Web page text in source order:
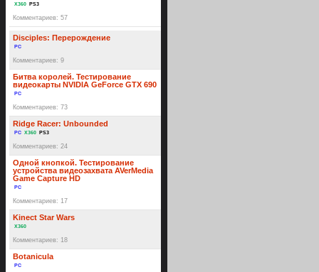
X360 PS3
Комментариев: 57
Disciples: Перерождение
PC
Комментариев: 9
Битва королей. Тестирование
видеокарты NVIDIA GeForce GTX 690
PC
Комментариев: 73
Ridge Racer: Unbounded
PC X360 PS3
Комментариев: 24
Одной кнопкой. Тестирование
устройства видеозахвата AVerMedia
Game Capture HD
PC
Комментариев: 17
Kinect Star Wars
X360
Комментариев: 18
Botanicula
PC